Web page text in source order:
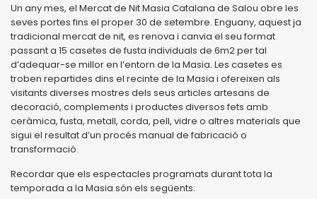
Un any mes, el Mercat de Nit Masia Catalana de Salou obre les
seves portes fins el proper 30 de setembre. Enguany, aquest ja
tradicional mercat de nit, es renova i canvia el seu format
passant a 15 casetes de fusta individuals de 6m2 per tal
d’adequar-se millor en l’entorn de la Masia. Les casetes es
troben repartides dins el recinte de la Masia i ofereixen als
visitants diverses mostres dels seus articles artesans de
decoració, complements i productes diversos fets amb
ceràmica, fusta, metall, corda, pell, vidre o altres materials que
sigui el resultat d’un procés manual de fabricació o
transformació.
Recordar que els espectacles programats durant tota la
temporada a la Masia són els següents: